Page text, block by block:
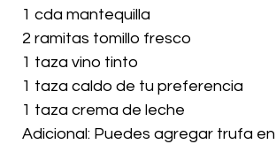
1 cda mantequilla
2 ramitas tomillo fresco
1 taza vino tinto
1 taza caldo de tu preferencia
1 taza crema de leche
Adicional: Puedes agregar trufa